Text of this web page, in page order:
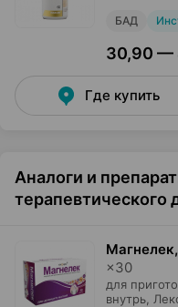
БАД
30,90 —
Где купить
Аналоги и
терапевтического
×30
для
внутрь,